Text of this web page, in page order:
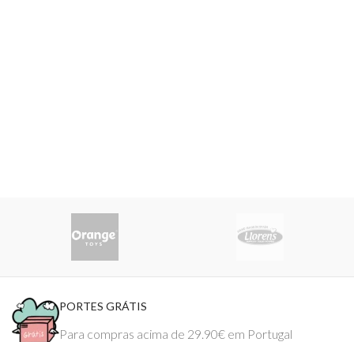
PORTES GRÁTIS
Para compras acima de 29.90€ em Portugal